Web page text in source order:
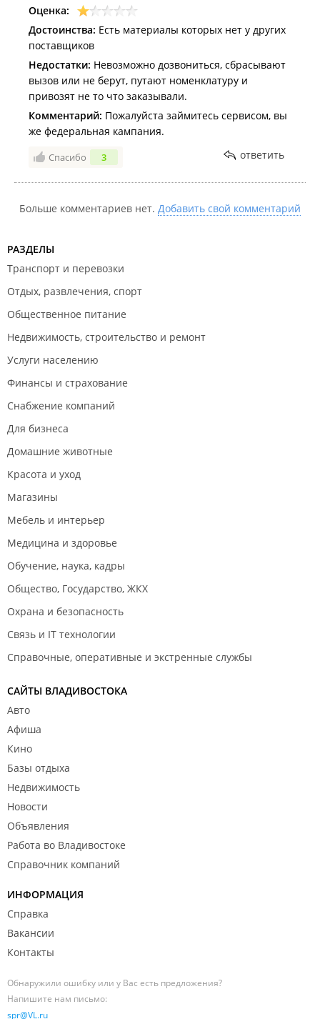
Оценка:
Достоинства: Есть материалы которых нет у других
поставщиков
Недостатки: Невозможно дозвониться, сбрасывают
вызов или не берут, путают номенклатуру и
привозят не то что заказывали.
Комментарий: Пожалуйста займитесь сервисом, вы
же федеральная кампания.
Спасибо 3 ответить
Больше комментариев нет. Добавить свой комментарий
РАЗДЕЛЫ
Транспорт и перевозки
Отдых, развлечения, спорт
Общественное питание
Недвижимость, строительство и ремонт
Услуги населению
Финансы и страхование
Снабжение компаний
Для бизнеса
Домашние животные
Красота и уход
Магазины
Мебель и интерьер
Медицина и здоровье
Обучение, наука, кадры
Общество, Государство, ЖКХ
Охрана и безопасность
Связь и IT технологии
Справочные, оперативные и экстренные службы
САЙТЫ ВЛАДИВОСТОКА
Авто
Афиша
Кино
Базы отдыха
Недвижимость
Новости
Объявления
Работа во Владивостоке
Справочник компаний
ИНФОРМАЦИЯ
Справка
Вакансии
Контакты
Обнаружили ошибку или у Вас есть предложения?
Напишите нам письмо:
spr@VL.ru